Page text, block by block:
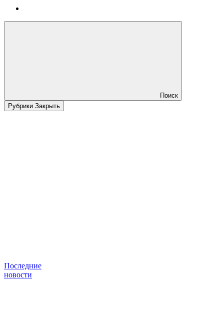
Поиск
Рубрики Закрыть
Последние
новости